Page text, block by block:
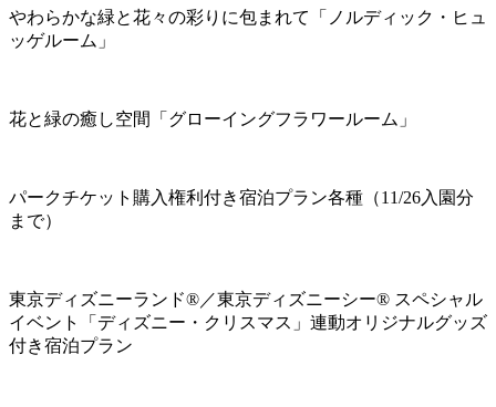
やわらかな緑と花々の彩りに包まれて「ノルディック・ヒュ
ッゲルーム」
花と緑の癒し空間「グローイングフラワールーム」
パークチケット購入権利付き宿泊プラン各種（11/26入園分
まで）
東京ディズニーランド®／東京ディズニーシー® スペシャル
イベント「ディズニー・クリスマス」連動オリジナルグッズ
付き宿泊プラン